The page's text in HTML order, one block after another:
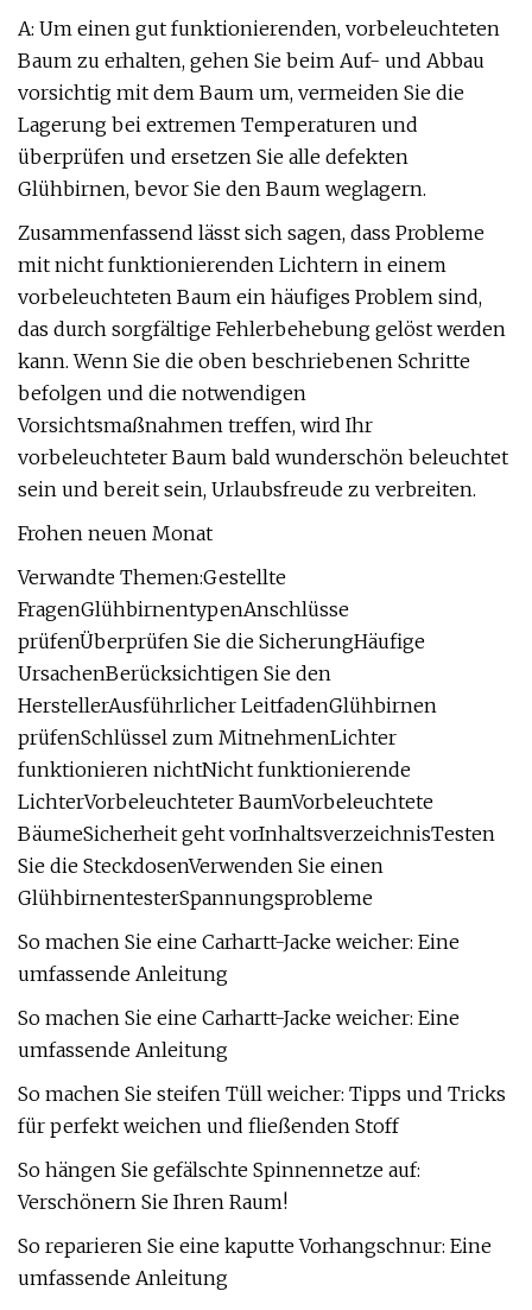
A: Um einen gut funktionierenden, vorbeleuchteten
Baum zu erhalten, gehen Sie beim Auf- und Abbau
vorsichtig mit dem Baum um, vermeiden Sie die
Lagerung bei extremen Temperaturen und
überprüfen und ersetzen Sie alle defekten
Glühbirnen, bevor Sie den Baum weglagern.
Zusammenfassend lässt sich sagen, dass Probleme
mit nicht funktionierenden Lichtern in einem
vorbeleuchteten Baum ein häufiges Problem sind,
das durch sorgfältige Fehlerbehebung gelöst werden
kann. Wenn Sie die oben beschriebenen Schritte
befolgen und die notwendigen
Vorsichtsmaßnahmen treffen, wird Ihr
vorbeleuchteter Baum bald wunderschön beleuchtet
sein und bereit sein, Urlaubsfreude zu verbreiten.
Frohen neuen Monat
Verwandte Themen:Gestellte
FragenGlühbirnentypenAnschlüsse
prüfenÜberprüfen Sie die SicherungHäufige
UrsachenBerücksichtigen Sie den
HerstellerAusführlicher LeitfadenGlühbirnen
prüfenSchlüssel zum MitnehmenLichter
funktionieren nichtNicht funktionierende
LichterVorbeleuchteter BaumVorbeleuchtete
BäumeSicherheit geht vorInhaltsverzeichnisTesten
Sie die SteckdosenVerwenden Sie einen
GlühbirnentesterSpannungsprobleme
So machen Sie eine Carhartt-Jacke weicher: Eine
umfassende Anleitung
So machen Sie eine Carhartt-Jacke weicher: Eine
umfassende Anleitung
So machen Sie steifen Tüll weicher: Tipps und Tricks
für perfekt weichen und fließenden Stoff
So hängen Sie gefälschte Spinnennetze auf:
Verschönern Sie Ihren Raum!
So reparieren Sie eine kaputte Vorhangschnur: Eine
umfassende Anleitung